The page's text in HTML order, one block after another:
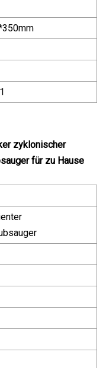
zyklonischer
für zu Hause